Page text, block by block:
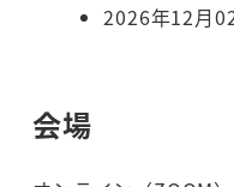
2026年12月
会場